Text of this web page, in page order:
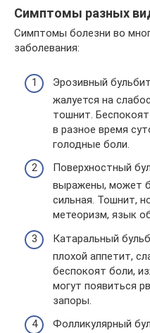
Симптомы разных
Симптомы болезни во
заболевания:
Эрозивный
жалуется на
тошнит.
в разное время
голодные боли.
Поверхностный
выражены, может
сильная. Тошнит,
метеоризм, язык
Катаральный
плохой аппетит,
беспокоят боли,
могут появиться
запоры.
Фолликулярный